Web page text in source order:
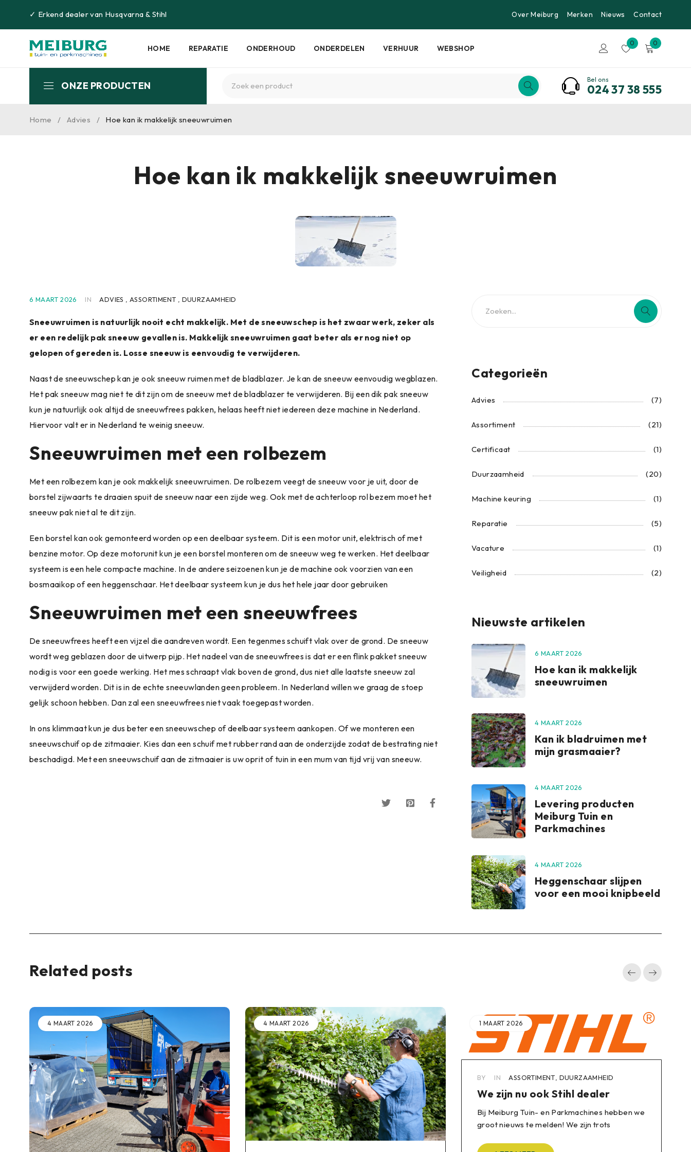
✓ Erkend dealer van Husqvarna &Stihl Over Meiburg Merken Nieuws Contact
HOME REPARATIE ONDERHOUD ONDERDELEN VERHUUR WEBSHOP
0 0
ONZE PRODUCTEN
Bel ons
024 37 38 555
Home / Advies / Hoe kan ik makkelijk sneeuwruimen
Hoe kan ik makkelijk sneeuwruimen
6 MAART 2026 IN ADVIES ,ASSORTIMENT DUURZAAMHEID
Sneeuwruimen is natuurlijk nooit echt makkelijk. Met de sneeuwschep is het zwaar werk, zeker als
er een redelijk pak sneeuw gevallen is. Makkelijk sneeuwruimen gaat beter als er nog niet op
gelopen of gereden is. Losse sneeuw is eenvoudig te verwijderen.
Naast de sneeuwschep kan je ook sneeuw ruimen met de bladblazer. Je kan de sneeuw eenvoudig wegblazen.
Het pak sneeuw mag niet te dit zijn om de sneeuw met de bladblazer te verwijderen. Bij een dik pak sneeuw
kun je natuurlijk ook altijd de sneeuwfrees pakken, helaas heeft niet iedereen deze machine in Nederland.
Hiervoor valt er in Nederland te weinig sneeuw.
Sneeuwruimen met een rolbezem
Met een rolbezem kan je ook makkelijk sneeuwruimen. De rolbezem veegt de sneeuw voor je uit, door de
borstel zijwaarts te draaien spuit de sneeuw naar een zijde weg. Ook met de achterloop rol bezem moet het
sneeuw pak niet al te dit zijn.
Een borstel kan ook gemonteerd worden op een deelbaar systeem. Dit is een motor unit, elektrisch of met
benzine motor. Op deze motorunit kun je een borstel monteren om de sneeuw weg te werken. Het deelbaar
systeem is een hele compacte machine. In de andere seizoenen kun je de machine ook voorzien van een
bosmaaikop of een heggenschaar. Het deelbaar systeem kun je dus het hele jaar door gebruiken
Sneeuwruimen met een sneeuwfrees
De sneeuwfrees heeft een vijzel die aandreven wordt. Een tegenmes schuift vlak over de grond. De sneeuw
wordt weg geblazen door de uitwerp pijp. Het nadeel van de sneeuwfrees is dat er een flink pakket sneeuw
nodig is voor een goede werking. Het mes schraapt vlak boven de grond, dus niet alle laatste sneeuw zal
verwijderd worden. Dit is in de echte sneeuwlanden geen probleem. In Nederland willen we graag de stoep
gelijk schoon hebben. Dan zal een sneeuwfrees niet vaak toegepast worden.
In ons klimmaat kun je dus beter een sneeuwschep of deelbaar systeem aankopen. Of we monteren een
sneeuwschuif op de zitmaaier. Kies dan een schuif met rubber rand aan de onderzijde zodat de bestrating niet
beschadigd. Met een sneeuwschuif aan de zitmaaier is uw oprit of tuin in een mum van tijd vrij van sneeuw.
Categorieën
Advies (7)
Assortiment (21)
Certificaat (1)
Duurzaamheid (20)
Machine keuring (1)
Reparatie (5)
Vacature (1)
Veiligheid (2)
Nieuwste artikelen
6 MAART 2026
Hoe kan ik makkelijk
sneeuwruimen
4 MAART 2026
Kan ik bladruimen met
mijn grasmaaier?
4 MAART 2026
Levering producten
Meiburg Tuin en
Parkmachines
4 MAART 2026
Heggenschaar slijpen
voor een mooi knipbeeld
Related posts
4 MAART 2026 4 MAART 2026 1 MAART 2026
BY IN ASSORTIMENT DUURZAAMHEID
We zijn nu ook Stihl dealer
Bij Meiburg Tuin- en Parkmachines hebben we
groot nieuws te melden! We zijn trots